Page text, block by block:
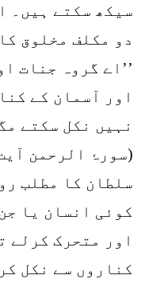
سیکھ سکتے ہیں۔
دو مکلف مخلوق
’’اے گروہ جنات
اور آسمان کے
نہیں نکل سکتے
(سورۂ الرحمن آیت
سلطان کا مطلب
کوئی انسان یا
اور متحرک کرلے
کناروں سے نکل